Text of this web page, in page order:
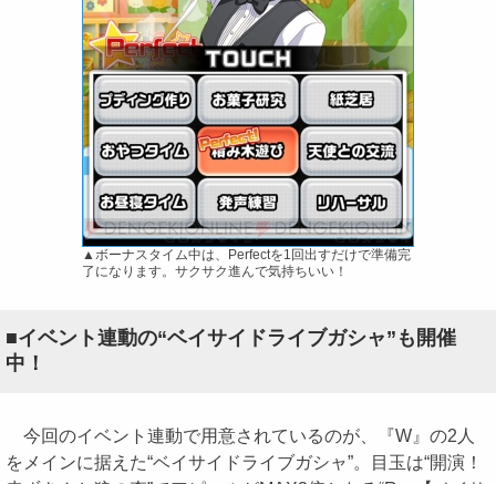
▲ボーナスタイム中は、Perfectを1回出すだけで準備完
了になります。サクサク進んで気持ちいい！
■イベント連動の“ベイサイドライブガシャ”も開催
中！
今回のイベント連動で用意されているのが、『W』の2人
をメインに据えた“ベイサイドライブガシャ”。目玉は“開演！